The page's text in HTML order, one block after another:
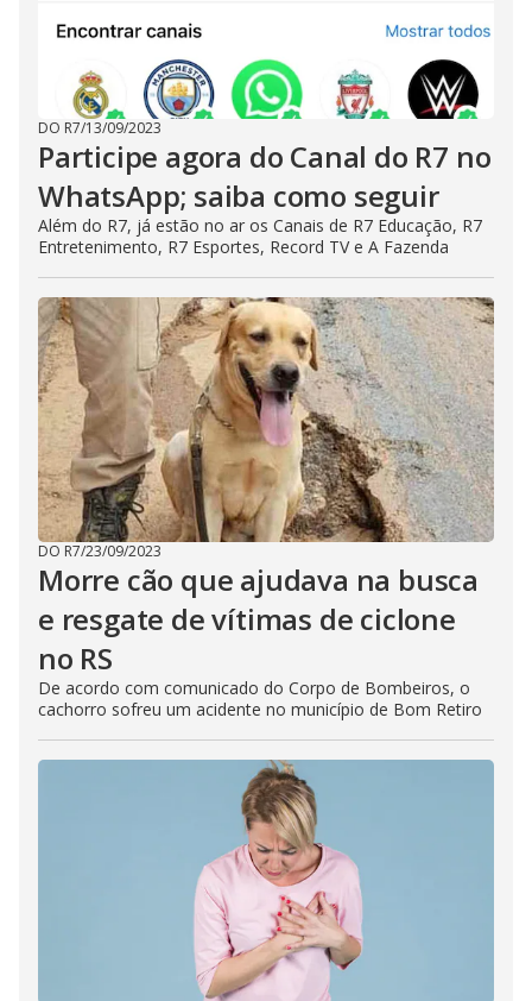
DO R7/13/09/2023
Participe agora do Canal do R7 no
WhatsApp; saiba como seguir
Além do R7, já estão no ar os Canais de R7 Educação, R7
Entretenimento, R7 Esportes, Record TV e A Fazenda
DO R7/23/09/2023
Morre cão que ajudava na busca
e resgate de vítimas de ciclone
no RS
De acordo com comunicado do Corpo de Bombeiros, o
cachorro sofreu um acidente no município de Bom Retiro